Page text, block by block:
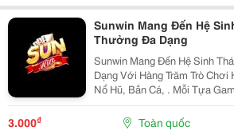
Sunwin Mang Đến Hệ
Thưởng Đa Dạng
Sunwin Mang Đến Hệ Sinh
Dạng Với Hàng Trăm Trò
Nổ Hũ, Bắn Cá, . Mỗi Tựa
Sắc Nét, Thao Tác Mượt Mà,
Tranh Cùng Hệ Thống Bảo
3.000₫ Toàn quốc